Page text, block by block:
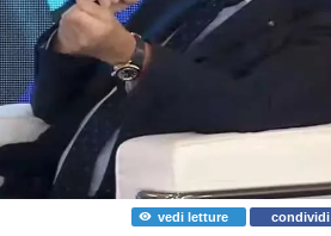
vedi letture